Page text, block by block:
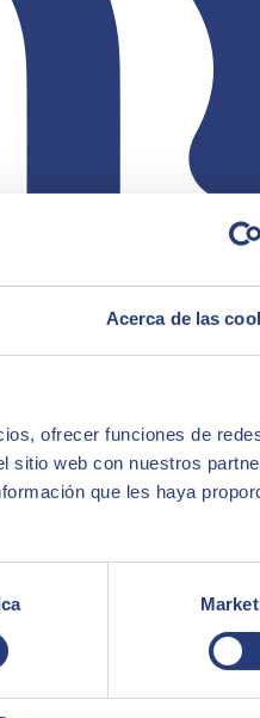
Acerca de las
ofrecer funciones de
sitio web con nuestros
que les haya